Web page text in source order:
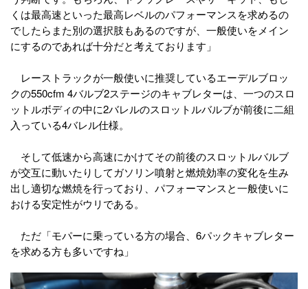
くは最高速といった最高レベルのパフォーマンスを求めるの
でしたらまた別の選択肢もあるのですが、一般使いをメイン
にするのであれば十分だと考えております」
レーストラックが一般使いに推奨しているエーデルブロッ
クの550cfm 4バルブ2ステージのキャブレターは、一つのスロ
ットルボディの中に2バレルのスロットルバルブが前後に二組
入っている4バレル仕様。
そして低速から高速にかけてその前後のスロットルバルブ
が交互に動いたりしてガソリン噴射と燃焼効率の変化を生み
出し適切な燃焼を行っており、パフォーマンスと一般使いに
おける安定性がウリである。
ただ「モパーに乗っている方の場合、6パックキャブレター
を求める方も多いですね」